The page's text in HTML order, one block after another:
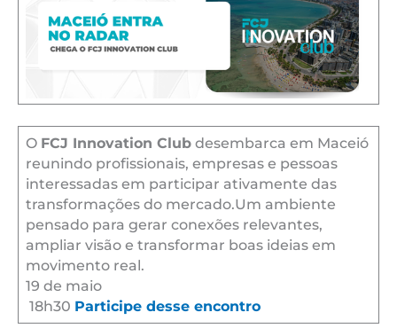
O FCJ Innovation Clubdesembarca em Maceió
reunindo profissionais, empresas e pessoas
interessadas em participar ativamente das
transformações do mercado.Um ambiente
pensado para gerar conexões relevantes,
ampliar visão e transformar boas ideias em
movimento real.
19 de maio
18h30 Participe desse encontro